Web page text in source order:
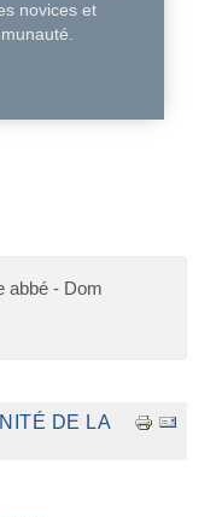
novices et
abbé - Dom
DE LA